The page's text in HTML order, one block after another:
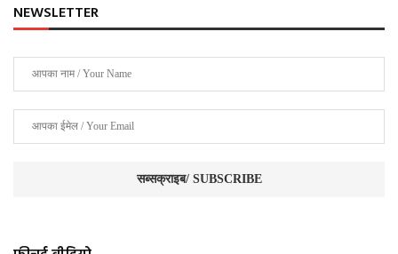
NEWSLETTER